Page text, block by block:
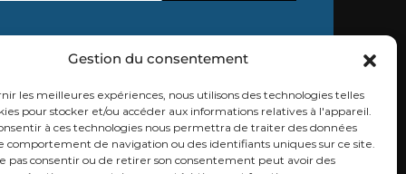
Gestion du consentement
les meilleures expériences, nous utilisons des technologies telles
pour stocker et/ou accéder aux informations relatives à l'appareil.
à ces technologies nous permettra de traiter des données
comportement de navigation ou des identifiants uniques sur ce site.
pas consentir ou de retirer son consentement peut avoir des
SUIVEZ-NOUS